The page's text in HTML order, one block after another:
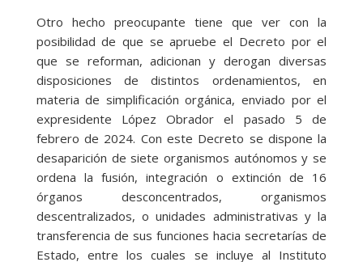
Otro hecho preocupante tiene que ver con la
posibilidad de que se apruebe el Decreto por el
que se reforman, adicionan y derogan diversas
disposiciones de distintos ordenamientos, en
materia de simplificación orgánica, enviado por el
expresidente López Obrador el pasado 5 de
febrero de 2024. Con este Decreto se dispone la
desaparición de siete organismos autónomos y se
ordena la fusión, integración o extinción de 16
órganos desconcentrados, organismos
descentralizados, o unidades administrativas y la
transferencia de sus funciones hacia secretarías de
Estado, entre los cuales se incluye al Instituto